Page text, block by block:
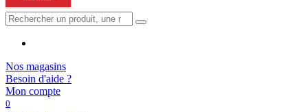
Nos magasins
Besoin d'aide ?
Mon compte
0